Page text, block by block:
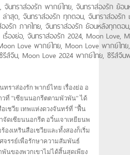
จันทราส่องรัก พากย์ไทย, จันทราส่องรัก ย้อน
ล่าสุด, จันทราส่องรัก ทุกตอน, จันทราส่องรัก
องรัก ภาคไทย, จันทราส่องรัก ย้อนหลังทุกตอน,
รื่องย่อ, จันทราส่องรัก 2024, Moon Love,
Love พากย์ไทย, Moon Love พากย์ไทย,
รีส์จีน, Moon Love 2024 พากย์ไทย, ซีรีส์จีน
ทราส่องรัก พากย์ไทย เรื่องย่อ อ
วที่ "เซียนนอกรีตตามพัวพัน" ได้
เชวีย เทพแห่งดวงจันทร์ที่ "ฟื้น
จัดเซียนนอกรีต อวิ๋นเจาเหยียนพ
องเหรินสือเชวียและทั้งสองก็เริ่ม
จรรย์เพื่อรักษาความสัมพันธ์
นของพวกเขาไม่ได้สิ้นสุดเพียง